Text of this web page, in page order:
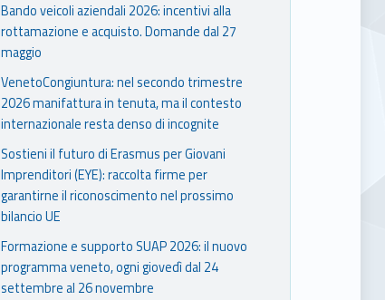
Bando veicoli aziendali 2026: incentivi alla
rottamazione e acquisto. Domande dal 27
maggio
VenetoCongiuntura: nel secondo trimestre
2026 manifattura in tenuta, ma il contesto
internazionale resta denso di incognite
Sostieni il futuro di Erasmus per Giovani
Imprenditori (EYE): raccolta firme per
garantirne il riconoscimento nel prossimo
bilancio UE
Formazione e supporto SUAP 2026: il nuovo
programma veneto, ogni giovedì dal 24
settembre al 26 novembre